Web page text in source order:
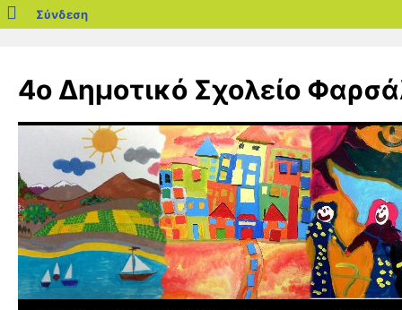
blogs.sch.gr
Σύνδεση
περιεχόμενο
4ο Δημοτικό Σχολείο